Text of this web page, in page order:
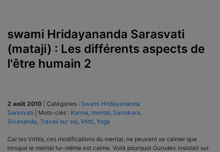
swami Hridayananda Sarasvati
(mataji) : Les différents aspects de
l'être humain 2
2 août 2010 Catégories : Swami Hridayananda
Sarasvati
Mots-clés : Karma mental Samskara
Sivananda Travail sur soi Vritti Yoga
Car les Vrittis, ces modifications du mental, ne peuvent se calmer que
lorsque le mental lui-même est calme. Voilà pourquoi Gurudev insistait sur